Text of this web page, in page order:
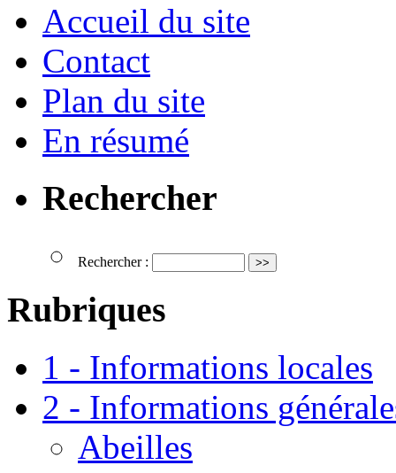
Accueil du site
Contact
Plan du site
En résumé
Rechercher
Rechercher :
Rubriques
1 - Informations locales
2 - Informations
Abeilles